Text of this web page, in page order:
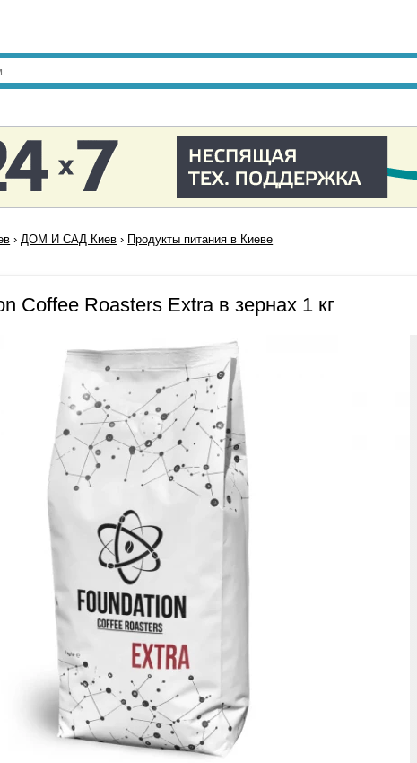
›ДОМ И САД Киев › Продукты питания в Киеве
Coffee Roasters Extra в зернах 1 кг